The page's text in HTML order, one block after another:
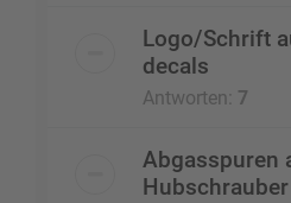
Logo/Schrift
decals
Antworten: 7
Abgasspuren
Hubschrauber